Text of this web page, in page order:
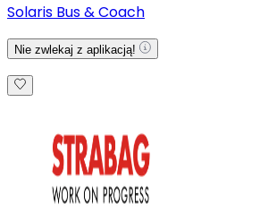
Solaris Bus & Coach
Nie zwlekaj z aplikacją!